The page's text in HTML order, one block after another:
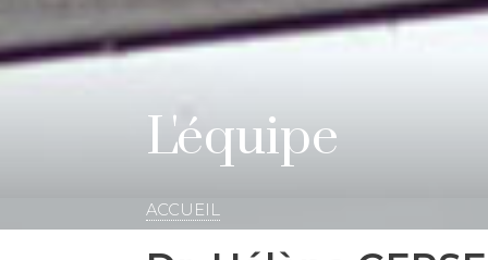
L'équipe
ACCUEIL